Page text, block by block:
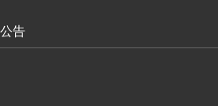
公告